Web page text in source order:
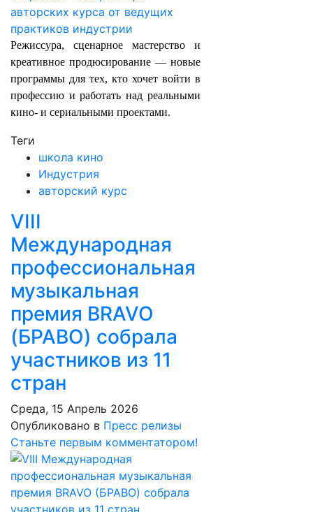
Режиссура, сценарное мастерство и
креативное продюсирование — новые
программы для тех, кто хочет войти в
профессию и работать над реальными
кино- и сериальными проектами.
Теги
школа кино
Индустрия
авторский курс
VIII
Международная
профессиональная
музыкальная
премия BRAVO
(БРАВО) собрала
участников из 11
стран
Среда, 15 Апрель 2026
Опубликовано в Пресс релизы
Станьте первым комментатором!